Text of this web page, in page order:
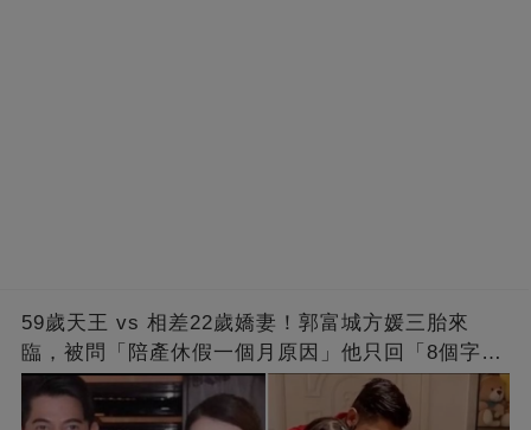
59歲天王 vs 相差22歲嬌妻！郭富城方媛三胎來
臨，被問「陪產休假一個月原因」他只回「8個字」
被贊爆